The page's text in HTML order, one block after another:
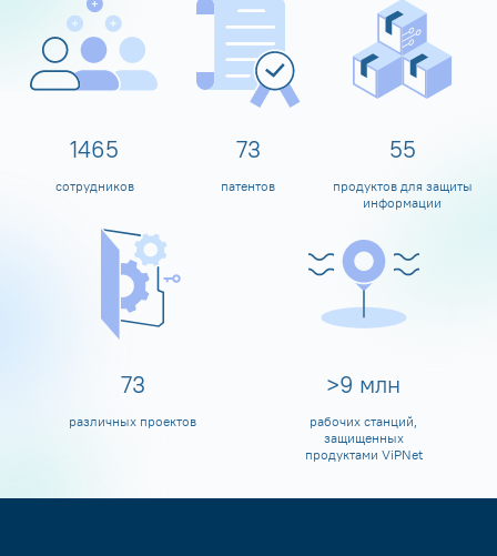
1597
сотрудников
80
патентов
60
продуктов для защиты
информации
80
различных проектов
>10 млн
рабочих станций,
защищенных
продуктами ViPNet